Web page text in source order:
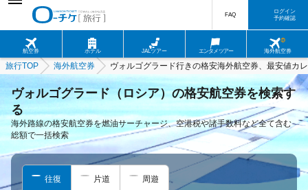
航空券 ホテル JALツアー エンタメツアー 海外航空券
FAQ
ログイン
予約確認
旅行TOP 海外航空券 ヴォルゴグラード行きの格安海外航空券、最安値カ
ヴォルゴグラード（ロシア）の格安航空券を検索す
る
海外路線の格安航空券を燃油サーチャージ、空港税や諸手数料など全て含む
総額で一括検索
往復 片道 周遊